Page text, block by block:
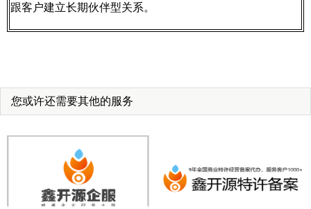
跟客户建立长期伙伴型关系。
您或许还需要其他的服务